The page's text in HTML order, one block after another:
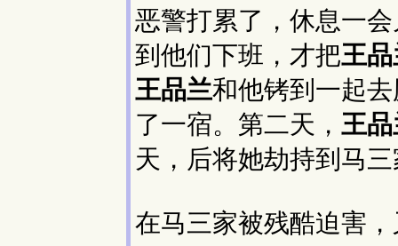
恶警打累了，休息一
到他们下班，才把王
王品兰和他铐到一起
了一宿。第二天， 王
天，后将她劫持到马
在马三家被残酷迫害